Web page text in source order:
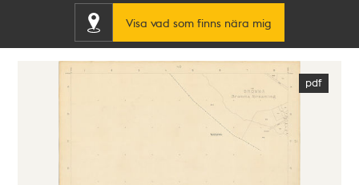
Visa vad som finns nära mig